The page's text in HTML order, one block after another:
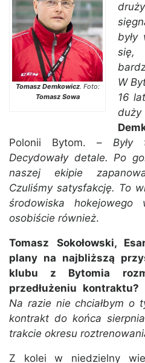
Tomasz Demkowicz. Foto:
Tomasz Sowa
były
się,
W
16
duży
Polonii Bytom. – Były
Decydowały detale. Po
naszej ekipie
Czuliśmy satysfakcję. To
środowiska
osobiście również.
Tomasz Sokołowski,
plany na najbliższą
klubu z Bytomia
przedłużeniu kontraktu?
Na razie nie chciałbym o
kontrakt do końca
trakcie okresu
Z kolei w niedzielny